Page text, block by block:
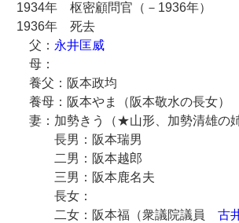
1934年 枢密顧問官（－1936年）
1936年 死去
父： 永井匡威
母：
養父：阪本政均
養母：阪本やま（阪本敬水の長女）
妻：加勢きう（★山形、加勢清雄の姉
長男：阪本瑞男
二男：阪本越郎
三男：阪本鹿名夫
長女：
二女：阪本福（衆議院議員 古